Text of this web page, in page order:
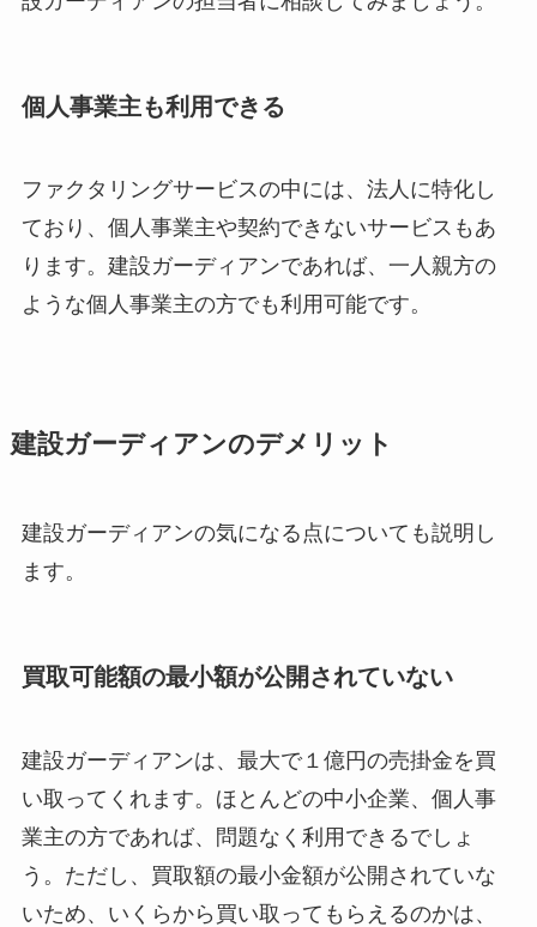
個人事業主も利用できる
ファクタリングサービスの中には、法人に特化し
ており、個人事業主や契約できないサービスもあ
ります。建設ガーディアンであれば、一人親方の
ような個人事業主の方でも利用可能です。
建設ガーディアンのデメリット
建設ガーディアンの気になる点についても説明し
ます。
買取可能額の最小額が公開されていない
建設ガーディアンは、最大で１億円の売掛金を買
い取ってくれます。ほとんどの中小企業、個人事
業主の方であれば、問題なく利用できるでしょ
う。ただし、買取額の最小金額が公開されていな
いため、いくらから買い取ってもらえるのかは、